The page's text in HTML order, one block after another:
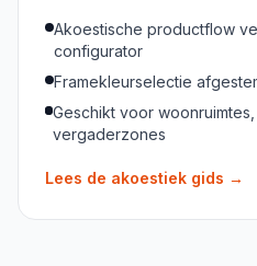
Akoestische productflow
configurator
Framekleurselectie
Geschikt voor
vergaderzones
Lees de akoestiek gids →